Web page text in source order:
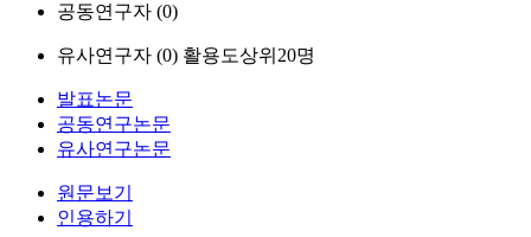
공동연구자 (0)
유사연구자 (0) 활용도상위20명
발표논문
공동연구논문
유사연구논문
원문보기
인용하기